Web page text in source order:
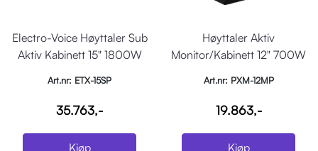
Electro-Voice Høyttaler Sub
Aktiv Kabinett 15" 1800W
Art.nr: ETX-15SP
35.763,-
Kjøp
Høyttaler Aktiv
Monitor/Kabinett 12" 700W
Art.nr: PXM-12MP
19.863,-
Kjøp